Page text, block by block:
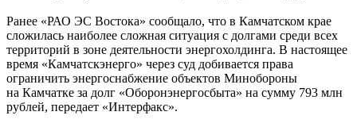
Ранее «РАО ЭС Востока» сообщало, что в Камчатском крае
сложилась наиболее сложная ситуация с долгами среди всех
территорий в зоне деятельности энергохолдинга. В настоящее
время «Камчатскэнерго» через суд добивается права
ограничить энергоснабжение объектов Минобороны
на Камчатке за долг «Оборонэнергосбыта» на сумму 793 млн
рублей, передает «Интерфакс».